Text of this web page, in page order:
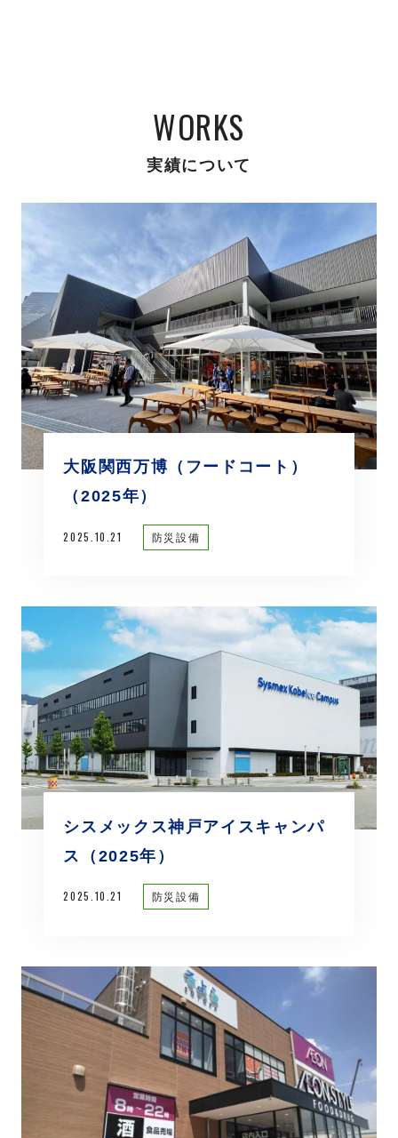
WORKS
実績について
大阪関西万博（フードコート）
（2025年）
2025.10.21 防災設備
シスメックス神戸アイスキャンパ
ス（2025年）
2025.10.21 防災設備